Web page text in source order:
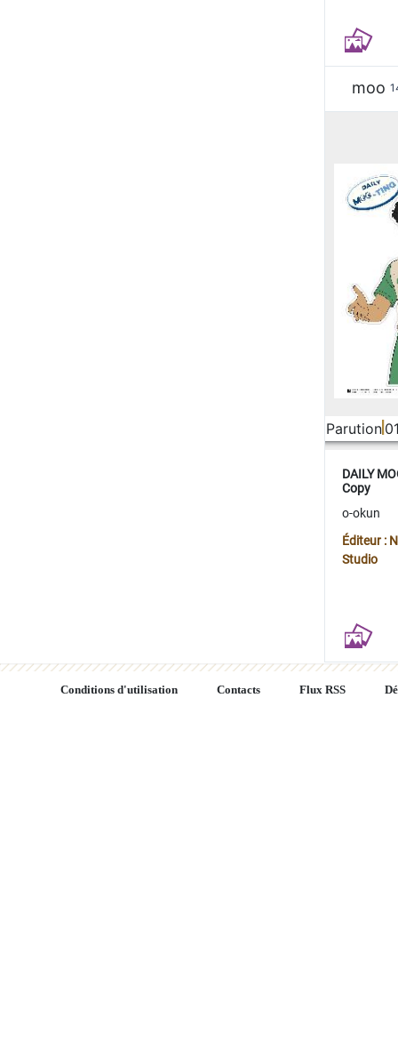
moo
Parution
DAILY
Copy
o-okun
Éditeur :
Studio
Conditions d'utilisation Contacts Flux RSS